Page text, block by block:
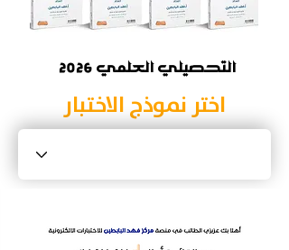
2026 التحصيلي العلمي
اختر نموذج الاختبار